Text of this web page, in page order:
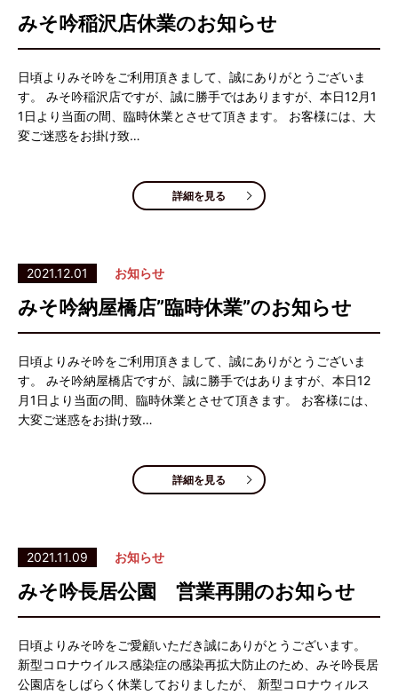
みそ吟稲沢店休業のお知らせ
日頃よりみそ吟をご利用頂きまして、誠にありがとうございま
す。 みそ吟稲沢店ですが、誠に勝手ではありますが、本日12月1
1日より当面の間、臨時休業とさせて頂きます。 お客様には、大
変ご迷惑をお掛け致…
詳細を見る
2021.12.01 お知らせ
みそ吟納屋橋店”臨時休業”のお知らせ
日頃よりみそ吟をご利用頂きまして、誠にありがとうございま
す。 みそ吟納屋橋店ですが、誠に勝手ではありますが、本日12
月1日より当面の間、臨時休業とさせて頂きます。 お客様には、
大変ご迷惑をお掛け致…
詳細を見る
2021.11.09 お知らせ
みそ吟長居公園 営業再開のお知らせ
日頃よりみそ吟をご愛顧いただき誠にありがとうございます。
新型コロナウイルス感染症の感染再拡大防止のため、みそ吟長居
公園店をしばらく休業しておりましたが、 新型コロナウィルス